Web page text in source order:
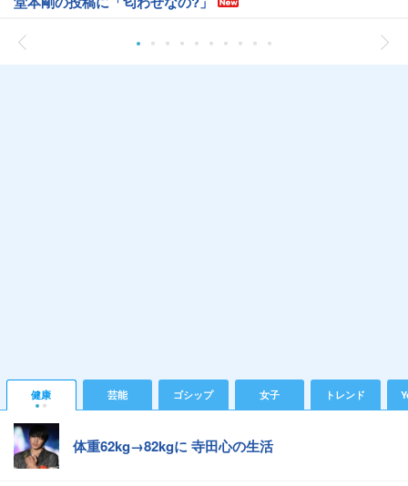
健康 芸能 ゴシップ 女子 トレンド
体重62kg→82kgに 寺田心の生活